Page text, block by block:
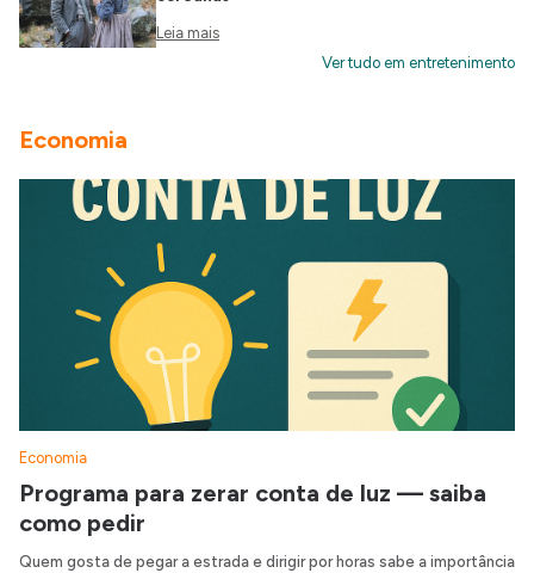
Leia mais
Ver tudo em entretenimento
Economia
Economia
Programa para zerar conta de luz — saiba
como pedir
Quem gosta de pegar a estrada e dirigir por horas sabe a importância